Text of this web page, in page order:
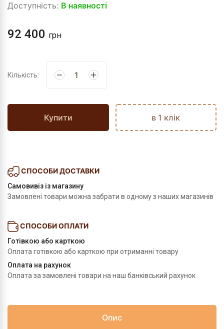
Доступність: В наявності
92 400 грн
Кількість:
Купити в 1 клік
СПОСОБИ ДОСТАВКИ
Самовивіз із магазину
Замовлені товари можна забрати в одному з наших магазинів
СПОСОБИ ОПЛАТИ
Готівкою або карткою
Оплата готівкою або карткою при отриманні товару
Оплата на рахунок
Оплата за замовлені товари на наш банківський рахунок
Опис